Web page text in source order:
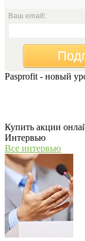
Ваш email:
Pasprofit - новый
Купить акции
Интервью
Все интервью